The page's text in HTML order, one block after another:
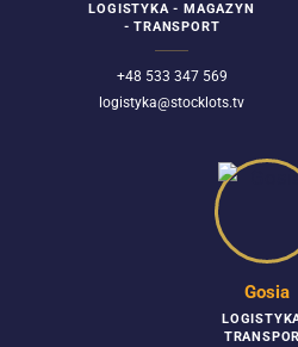
LOGISTYKA - MAGAZYN
- TRANSPORT
+48 533 347 569
logistyka@stocklots.tv
Gosia